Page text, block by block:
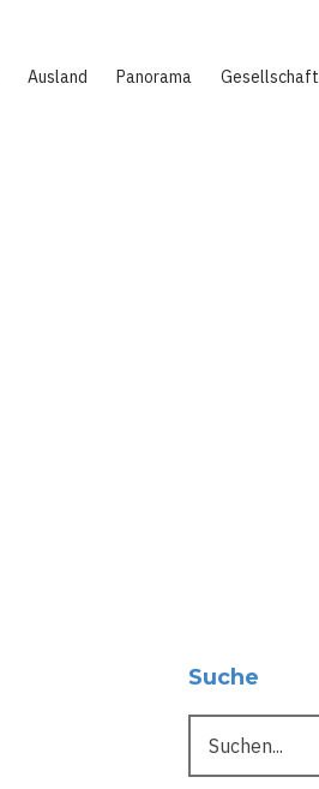
Ausland Panorama Gesellschaft
Suche